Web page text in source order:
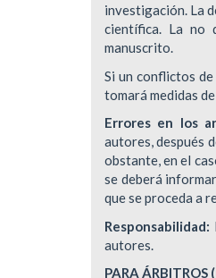
investigación. La
científica. La no
manuscrito.
Si un conflictos
tomará medidas
Errores en los
autores, después
obstante, en el
se deberá
que se proceda a
Responsabilidad:
autores.
PARA ÁRBITROS